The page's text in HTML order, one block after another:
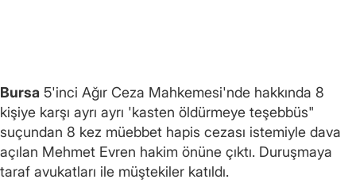
Bursa 5'inci Ağır Ceza Mahkemesi'nde hakkında 8
kişiye karşı ayrı ayrı 'kasten öldürmeye teşebbüs"
suçundan 8 kez müebbet hapis cezası istemiyle dava
açılan Mehmet Evren hakim önüne çıktı. Duruşmaya
taraf avukatları ile müştekiler katıldı.